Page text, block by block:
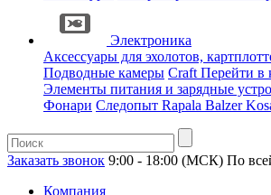
Электроника
Аксессуары для эхолотов,
Подводные камеры Craft Перейти в
Элементы питания и зарядные
Фонари Следопыт Rapala Balzer
Заказать звонок 9:00 - 18:00 (МСК) По
Компания